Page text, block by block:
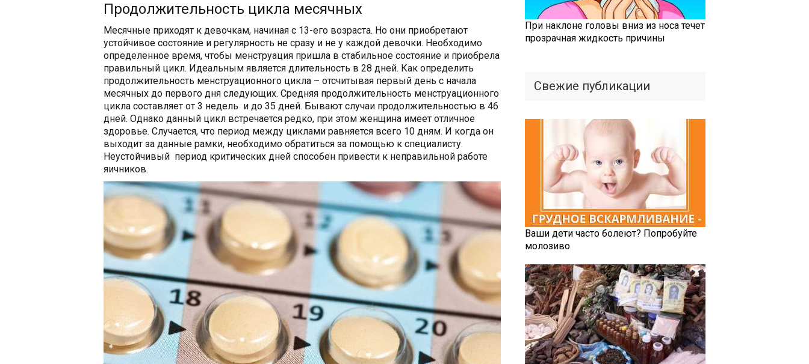
Продолжительность цикла месячных
Месячные приходят к девочкам, начиная с 13-его возраста. Но они приобретают
устойчивое состояние и регулярность не сразу и не у каждой девочки. Необходимо
определенное время, чтобы менструация пришла в стабильное состояние и приобрела
правильный цикл. Идеальным является длительность в 28 дней. Как определить
продолжительность менструационного цикла – отсчитывая первый день с начала
месячных до первого дня следующих. Средняя продолжительность менструационного
цикла составляет от 3 недель и до 35 дней. Бывают случаи продолжительностью в 46
дней. Однако данный цикл встречается редко, при этом женщина имеет отличное
здоровье. Случается, что период между циклами равняется всего 10 дням. И когда он
выходит за данные рамки, необходимо обратиться за помощью к специалисту.
Неустойчивый период критических дней способен привести к неправильной работе
яичников.
При наклоне головы вниз из носа течет
прозрачная жидкость причины
Свежие публикации
Ваши дети часто болеют? Попробуйте
молозиво